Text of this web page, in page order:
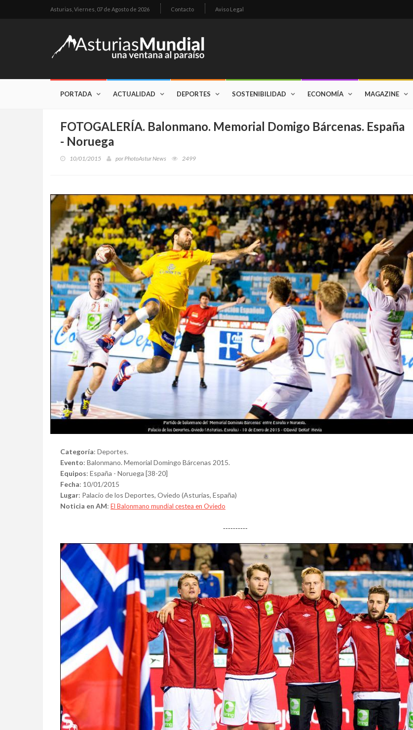
Asturias, Viernes, 07 de Agosto de 2026 Contacto Aviso Legal
PORTADA ACTUALIDAD DEPORTES SOSTENIBILIDAD ECONOMÍA MAGAZINE
FOTOGALERÍA. Balonmano. Memorial Domigo Bárcenas. España
- Noruega
10/01/2015 porPhotoAstur News 2499
Categoría: Deportes.
Evento: Balonmano. Memorial Domingo Bárcenas 2015.
Equipos: España - Noruega [38-20]
Fecha: 10/01/2015
Lugar: Palacio de los Deportes, Oviedo (Asturias, España)
Noticia en AM: El Balonmano mundial cestea en Oviedo
----------